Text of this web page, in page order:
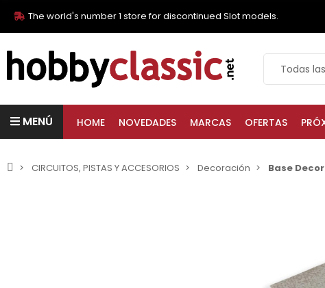
The world's number 1 store for discontinued Slot models.
MENÚ HOME NOVEDADES MARCAS OFERTAS
CIRCUITOS, PISTAS Y ACCESORIOS Decoración Base